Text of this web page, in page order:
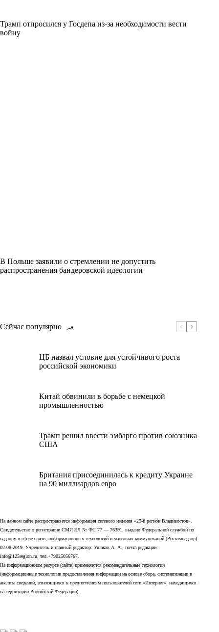
Трамп отпросился у Госдепа из-за необходимости вести
войну
В Польше заявили о стремлении не допустить
распространения бандеровской идеологии
Сейчас популярно
ЦБ назвал условие для устойчивого роста
российской экономики
Китай обвинили в борьбе с немецкой
промышленностью
Трамп решил ввести эмбарго против союзника
США
Британия присоединилась к кредиту Украине
на 90 миллиардов евро
На данном сайте распространяется информация сетевого издания «25-й регион Владивосток».
Свидетельство о регистрации СМИ ЭЛ № ФС 77 — 76391, выдано Федеральной службой по
надзору в сфере связи, информационных технологий и массовых коммуникаций (Роскомнадзор)
02.08.2019. Учредитель и главный редактор: Ушаков А. А., почта редакции:
info@125region.ru, тел.+79025056767.
На информационном ресурсе (сайте) применяются рекомендательные технологии
(информационные технологии предоставления информации на основе сбора, систематизации и
анализа сведений, относящихся к предпочтениям пользователей сети «Интернет», находящихся
на территории Российской Федерации).